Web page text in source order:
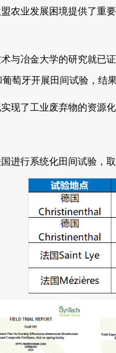
业发展困境提供了重
冶金大学的研究就已
葡萄牙开展田间试验，
了工业废弃物的资源
进行系统化田间试验，